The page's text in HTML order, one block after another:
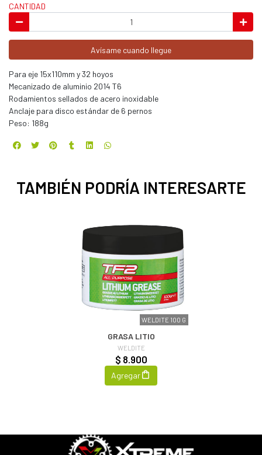
CANTIDAD
Avísame cuando llegue
Para eje 15x110mm y 32 hoyos
Mecanizado de aluminio 2014 T6
Rodamientos sellados de acero inoxidable
Anclaje para disco estándar de 6 pernos
Peso: 188g
TAMBIÉN PODRÍA INTERESARTE
WELDITE 100 G
GRASA LITIO
WELDITE
$ 8.900
Agregar